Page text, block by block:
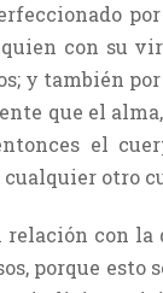
con su
y también
que el
el
otro
con la
porque